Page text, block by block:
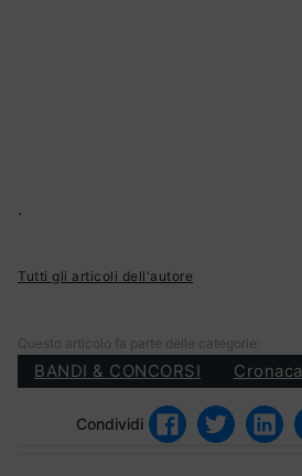
.
Tutti gli articoli dell'autore
Questo articolo fa parte delle categorie:
BANDI & CONCORSI Cronaca
Condividi